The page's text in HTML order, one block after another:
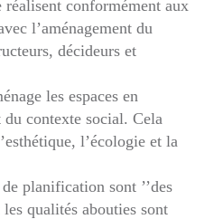
réalisent conformément aux
l’aménagement du
décideurs et
les espaces en
contexte social. Cela
l’écologie et la
planification sont ’’des
les qualités abouties sont